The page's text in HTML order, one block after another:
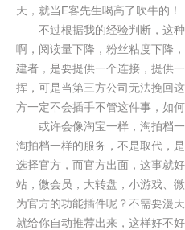
天，就当E客先生喝高了吹牛的！
不过根据我的经验判断，这种
啊，阅读量下降，粉丝粘度下降
建者，是要提供一个连接，提供
挥，可是当第三方公司无法挽回
方一定不会插手不管这件事，如何
或许会像淘宝一样，淘拍档一
淘拍档一样的服务，不是取代，
选择官方，而官方出面，这事就
站，微会员，大转盘，小游戏、
为官方的功能插件呢？不需要漫
就给你自动推荐出来，这样好不